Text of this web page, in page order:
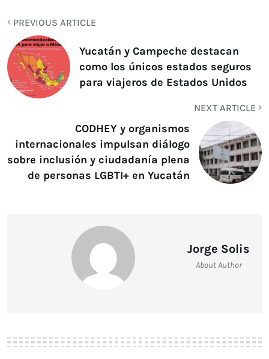
PREVIOUS ARTICLE
Yucatán y Campeche destacan
como los únicos estados seguros
para viajeros de Estados Unidos
NEXT ARTICLE
CODHEY y organismos
internacionales impulsan diálogo
sobre inclusión y ciudadanía plena
de personas LGBTI+ en Yucatán
Jorge Solis
About Author